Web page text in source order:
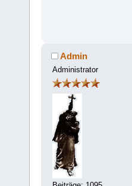
Admin
Administrator